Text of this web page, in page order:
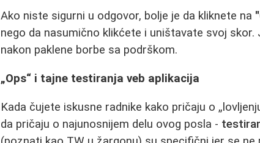
Ako niste sigurni u odgovor, bolje je da kliknete na
nego da nasumično klikćete i uništavate svoj
nakon paklene borbe sa podrškom.
„Ops“ i tajne testiranja veb aplikacija
Kada čujete iskusne radnike kako pričaju o
da pričaju o najunosnijem delu ovog posla -